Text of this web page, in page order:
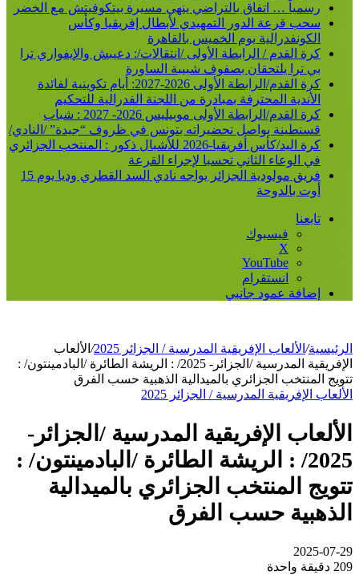
رسمياً … اتفاق بالتراضي ينهي مسيرة بيتكوفيتش مع الخضر
سحب قرعة الدور التمهيدي لأبطال إفريقيا وكأس
الكونفدرالية يوم الخميس بالقاهرة
كرة القدم / الرابطة الأولى /انتقالات/: دعيبش والإيفواري ترا
بي ترا يلتحقان بصفوف شبيبة الساورة
كرة القدم/الرابطة الأولى 2026-2027: أيام تكوينية لفائدة
الأندية المحترفة بمبادرة من اللجنة الفدرالية للتحكيم
كرة القدم/الرابطة الأولى موبيليس 2026- 2027 : شباب
قسنطينة يواصل تحضيراته بتونس في ظروف “جيدة” /النادي/
كرة اليد/كأس أفريقيا-2026 للأشبال ذكور : المنتخب الجزائري
في الوعاء الثاني تحسبا لإجراء القرعة
فريق مولودية الجزائر يواجه نادي السد القطري وديا يوم 15
أوت بالدوحة
تابعنا
فيسبوك
‫X
‫YouTube
انستقرام
إضافة عمود جانبي
الرئيسية/ الألعاب الإفريقية المدرسية / الجزائر 2025 / الألعاب
الإفريقية المدرسية /الجزائر- 2025/ : الريشة الطائرة /البادمينتون/ :
تتويج المنتخب الجزائري بالميدالية الذهبية حسب الفرق
الألعاب الإفريقية المدرسية / الجزائر 2025
الألعاب الإفريقية المدرسية /الجزائر-
2025/ : الريشة الطائرة /البادمينتون/ :
تتويج المنتخب الجزائري بالميدالية
الذهبية حسب الفرق
2025-07-29
209 دقيقة واحدة